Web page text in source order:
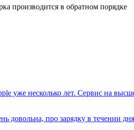
производится в обратном порядке
уже несколько лет. Сервис на
довольна, про зарядку в течении